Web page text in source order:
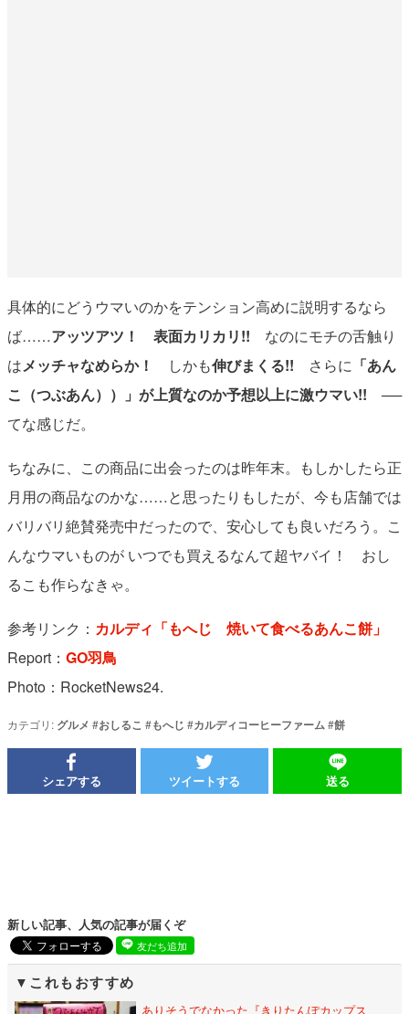
具体的にどうウマいのかをテンション高めに説明するなら
ば……アッツアツ！ 表面カリカリ!! なのにモチの舌触り
はメッチャなめらか！ しかも伸びまくる!! さらに 「あん
こ（つぶあん））」が上質なのか予想以上に激ウマい!! ──
てな感じだ。
ちなみに、この商品に出会ったのは昨年末。もしかしたら正
月用の商品なのかな……と思ったりもしたが、今も店舗では
バリバリ絶賛発売中だったので、安心しても良いだろう。こ
んなウマいものが いつでも買えるなんて超ヤバイ！ おし
るこも作らなきゃ。
参考リンク： カルディ「もへじ 焼いて食べるあんこ餅」
Report： GO羽鳥
Photo：RocketNews24.
カテゴリ: グルメ #おしるこ #もへじ #カルディコーヒーファーム#餅
シェアする ツイートする 送る
新しい記事、人気の記事が届くぞ
友だち追加
これもおすすめ
ありそうでなかった『きりたんぽカップス